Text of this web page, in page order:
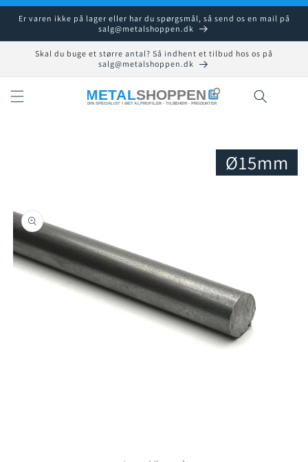
Gå til
indhold
Er varen ikke på lager eller har du spørgsmål, så send os en mail på
salg@metalshoppen.dk
Skal du buge et større antal? Så indhent et tilbud hos os på
salg@metalshoppen.dk
Ø15mm